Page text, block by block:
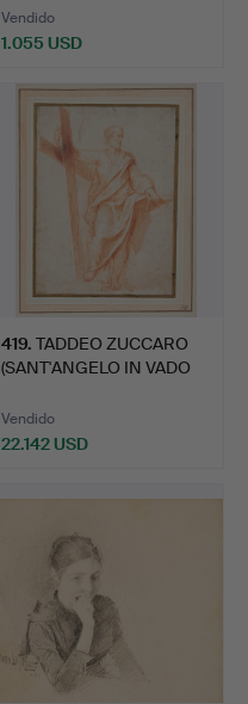
Vendido
1.055 USD
419. TADDEO ZUCCARO
(SANT'ANGELO IN VADO
Vendido
22.142 USD